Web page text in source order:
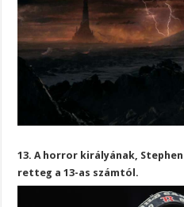
13. A horror királyának,
retteg a 13-as számtól.